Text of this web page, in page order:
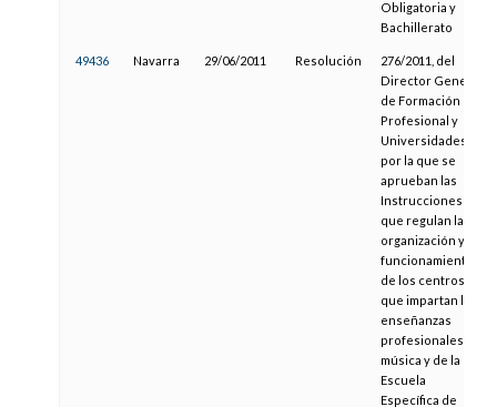
Obligatoria y
Bachillerato
49436 Navarra 29/06/2011 Resolución
276/2011, del
Director General
de Formación
Profesional y
Universidades,
por la que se
aprueban las
Instrucciones
que regulan la
organización y el
funcionamiento
de los centros
que impartan las
enseñanzas
profesionales de
música y de la
Escuela
Específica de